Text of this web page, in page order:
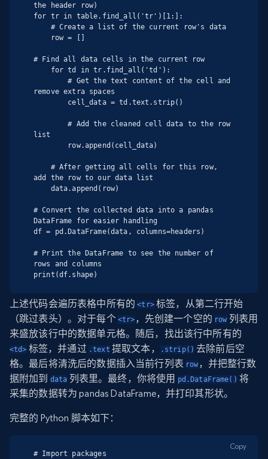
the header row)
for tr in table.find_all('tr')[1:]:
# Find all data cells in the current row
        # Get the text content of the cell and
remove extra spaces
        # Add the cleaned cell data to the row
list
add the row to our data list
# Convert the collected data into a pandas
DataFrame for easier handling
df = pd.DataFrame(data, columns=headers)
# Print the DataFrame to see the number of
rows and columns
print(df.shape)
上述代码会遍历表格中所有的<tr>标签，从第二行开始
（跳过表头）。对于每个 <tr> ，先创建一个空的 row列表用
来盛放该行中的数据单元格。随后，找出该行中所有的
<td> 标签，并通过 .text提取文本， .strip() 去除前后空
格。最后将清洗后的数据插入当前行列表 row，并把整行数
据附加到 data 列表里。最终，你将使用 pd.DataFrame() 将
采集的数据转为 pandas DataFrame，并打印其形状。
完整的 Python 脚本如下：
# Import packages
Copy